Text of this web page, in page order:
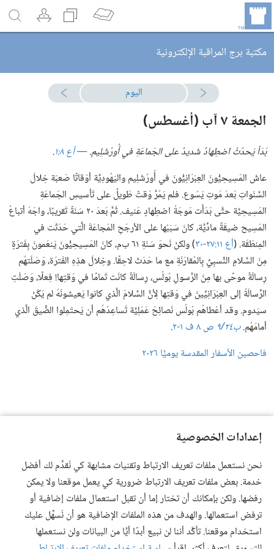
إعدادات الخصوصية
نحن نستعمل ملفات تعريف الارتباط وتقنيات مشابهة كي نُقدِّم لك أفضل
خدمة. بعض ملفات تعريف الارتباط ضرورية كي يعمل موقعنا ولا يمكن
رفضها. ولكن بإمكانك أن تختار إما أن تقبل استعمال ملفات إضافية أو
ترفض استعمالها. والهدف من هذه الملفات الإضافية هو أن نُسهِّل عليك
استخدام موقعنا. تأكَّد أننا لن نبيع أبدًا أيًّا من البيانات ولن نستعملها
مكتبة برج المراقبة الإلكترونية
اليوم
الجمعة ٧ آب ‎(‏أغسطس)‎‏
بَدَأ يَحدُثُ اضطِهادٌ شَديدٌ على الجَماعَةِ في أُورُشَلِيم.‏ —‏أع ٨:‏١
.‏
عاشَ المَسِيحِيُّونَ العِبْرَانِيُّونَ في أُورُشَلِيم واليَهُودِيَّة أوْقاتًا صَعبَة خِلالَ
السَّنَواتِ بَعدَ مَوتِ يَسُوع.‏ فلم يَمُرَّ وَقتٌ طَويلٌ على تَأسيسِ الجَماعَةِ
المَسِيحِيَّة حتَّى بَدَأَت مَوجَةُ اضطِهادٍ عَنيف.‏ ثُمَّ بَعدَ ٢٠ سَنَةً تَقريبًا،‏ واجَهَ أتباعُ
المَسِيح ضيقَةً مادِّيَّة،‏ كانَ سَبَبُها على الأرجَحِ المَجاعَةَ الَّتي حَدَثَت في
المِنطَقَة.‏ ‎(‏ أع ١١:‏٢٧-‏٣٠
)‎‏ ولكنْ نَحوَ سَنَةِ ٦١ ب‌م،‏ كانَ المَسِيحِيُّونَ يَنعَمونَ بِفَترَةٍ
مِنَ السَّلامِ النِّسبِيِّ بِالمُقارَنَةِ مع ما حَدَثَ لاحِقًا.‏ وخِلالَ هذِهِ الفَترَة،‏ وَصَلَتهُم
رِسالَةٌ موحًى بها مِنَ الرَّسولِ بُولُس،‏ رِسالَةٌ كانَت تَمامًا في وَقتِها!‏ فِعلًا،‏ وَصَلَتِ
الرِّسالَةُ إلى العِبْرَانِيِّينَ في وَقتِها لِأنَّ السَّلامَ الَّذي كانوا يَعيشونَهُ لم يَكُنْ
سيَدوم.‏ وقد أعْطاهُم بُولُس نَصائِحَ عَمَلِيَّة تُساعِدُهُم أن يَحتَمِلوا الضِّيقَ الَّذي
أمامَهُم.‏ب٢٤/‏٩ ص ٨ ف ١-‏٢
.‏
فاحصين الأسفار المقدسة يوميًّا ٢٠٢٦
العربية مشاركة التفضيلات
Copyright © 2026 Watch Tower Bible and Tract Society of Pennsylvania
شروط الاستخدام سياسة الخصوصية إعدادات الخصوصية JW.ORG